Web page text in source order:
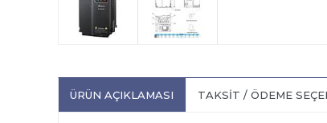
ÜRÜN AÇIKLAMASI TAKSIT / ÖDEME